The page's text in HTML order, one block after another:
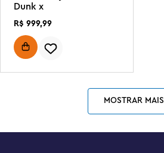
Dunk x
R$ 999,99
MOSTRAR MAIS